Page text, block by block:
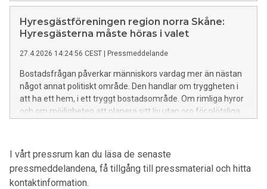
staden. På Tågaborg handlar det om höjningar på upp till 45
procent.
Hyresgästföreningen region norra Skåne:
Hyresgästerna måste höras i valet
27.4.2026 14:24:56 CEST | Pressmeddelande
Bostadsfrågan påverkar människors vardag mer än nästan
något annat politiskt område. Den handlar om tryggheten i
att ha ett hem, i ett tryggt bostadsområde. Om rimliga hyror
och om möjligheten att planera sitt liv utan oro för plötsliga
konstaterar Hyresgästföreningen region norra Skåne
(omfattar kommuner i Skåne och Halland) i ett uttalande
som antogs vid regionfullmäktige den 25 april.
I vårt pressrum kan du läsa de senaste
pressmeddelandena, få tillgång till pressmaterial och hitta
kontaktinformation.